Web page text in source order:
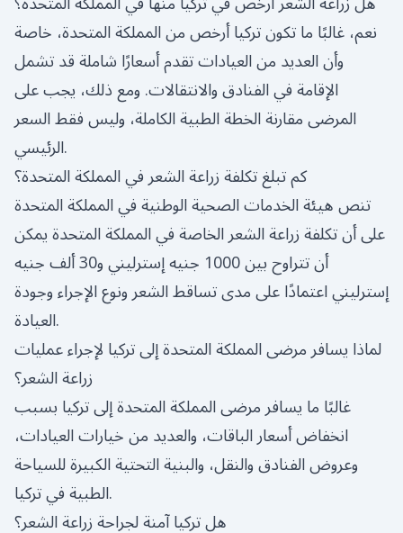
نعم، غالبًا ما تكون تركيا أرخص من المملكة المتحدة، خاصة
وأن العديد من العيادات تقدم أسعارًا شاملة قد تشمل
الإقامة في الفنادق والانتقالات. ومع ذلك، يجب على
المرضى مقارنة الخطة الطبية الكاملة، وليس فقط السعر
الرئيسي.
كم تبلغ تكلفة زراعة الشعر في المملكة المتحدة؟
تنص هيئة الخدمات الصحية الوطنية في المملكة المتحدة
على أن تكلفة زراعة الشعر الخاصة في المملكة المتحدة يمكن
أن تتراوح بين 1000 جنيه إسترليني و30 ألف جنيه
إسترليني اعتمادًا على مدى تساقط الشعر ونوع الإجراء وجودة
العيادة.
لماذا يسافر مرضى المملكة المتحدة إلى تركيا لإجراء عمليات
زراعة الشعر؟
غالبًا ما يسافر مرضى المملكة المتحدة إلى تركيا بسبب
انخفاض أسعار الباقات، والعديد من خيارات العيادات،
وعروض الفنادق والنقل، والبنية التحتية الكبيرة للسياحة
الطبية في تركيا.
هل تركيا آمنة لجراحة زراعة الشعر؟